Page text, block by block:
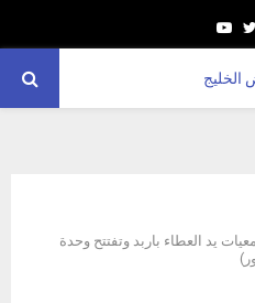
Twitter
Youtube
يد العطاء باربد وتفتتح وحدة